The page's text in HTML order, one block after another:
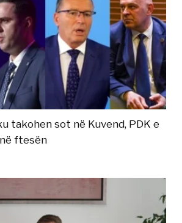
takohen sot në Kuvend, PDK e
ftesën